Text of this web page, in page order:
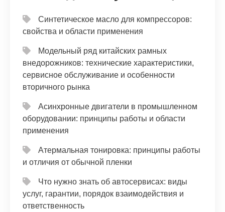
Синтетическое масло для компрессоров:
свойства и области применения
Модельный ряд китайских рамных
внедорожников: технические характеристики,
сервисное обслуживание и особенности
вторичного рынка
Асинхронные двигатели в промышленном
оборудовании: принципы работы и области
применения
Атермальная тонировка: принципы работы
и отличия от обычной пленки
Что нужно знать об автосервисах: виды
услуг, гарантии, порядок взаимодействия и
ответственность